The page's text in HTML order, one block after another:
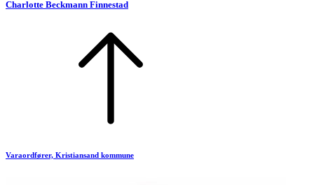
Charlotte Beckmann Finnestad
Varaordfører, Kristiansand kommune